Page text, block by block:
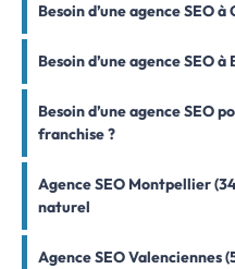
Besoin d’une agence SEO à
Besoin d’une agence SEO à
Besoin d’une agence SEO
franchise ?
Agence SEO Montpellier
naturel
Agence SEO Valenciennes